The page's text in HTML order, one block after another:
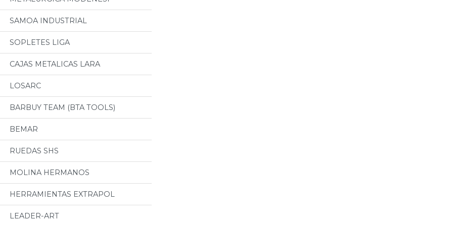
SAMOA INDUSTRIAL
SOPLETES LIGA
CAJAS METALICAS LARA
LOSARC
BARBUY TEAM (BTA TOOLS)
BEMAR
RUEDAS SHS
MOLINA HERMANOS
HERRAMIENTAS EXTRAPOL
LEADER-ART